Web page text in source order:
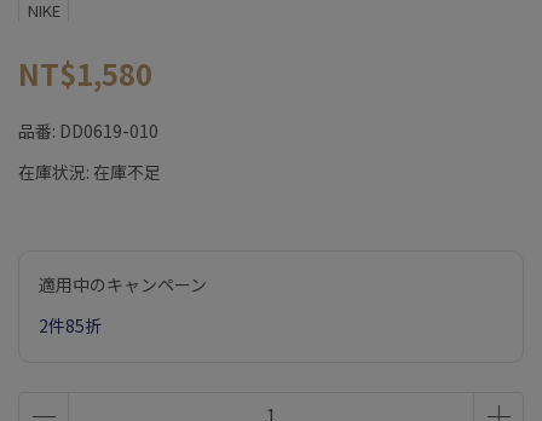
NIKE
NT$1,580
品番: DD0619-010
在庫状況: 在庫不足
適用中のキャンペーン
2件85折